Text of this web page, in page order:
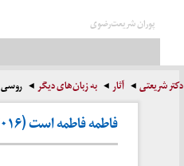
پوران شریعت‌رضوی
دکتر شریعتی آثار به زبان‌های دیگر روسی
فاطمه فاطمه است (۲۰۱۶)